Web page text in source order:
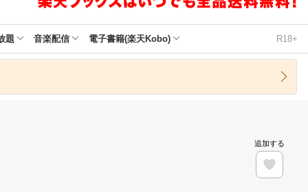
楽天ミュージック
楽天TV
題 音楽配信 電子書籍(楽天Kobo) R18+
追加する